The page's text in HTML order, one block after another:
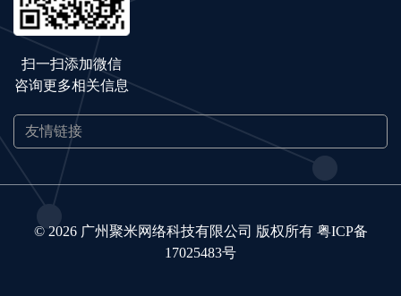
扫一扫添加微信
咨询更多相关信息
© 2026 广州聚米网络科技有限公司 版权所有 粤ICP备
17025483号